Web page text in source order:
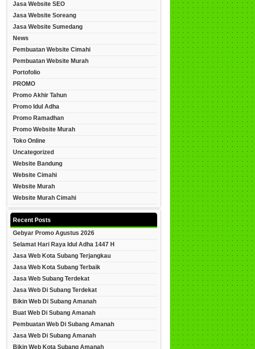
Jasa Website SEO
Jasa Website Soreang
Jasa Website Sumedang
News
Pembuatan Website Cimahi
Pembuatan Website Murah
Portofolio
PROMO
Promo Akhir Tahun
Promo Idul Adha
Promo Ramadhan
Promo Website Murah
Toko Online
Uncategorized
Website Bandung
Website Cimahi
Website Murah
Website Murah Cimahi
Recent Posts
Gebyar Promo Agustus 2026
Selamat Hari Raya Idul Adha 1447 H
Jasa Web Kota Subang Terjangkau
Jasa Web Kota Subang Terbaik
Jasa Web Subang Terdekat
Jasa Web Di Subang Terdekat
Bikin Web Di Subang Amanah
Buat Web Di Subang Amanah
Pembuatan Web Di Subang Amanah
Jasa Web Di Subang Amanah
Bikin Web Kota Subang Amanah